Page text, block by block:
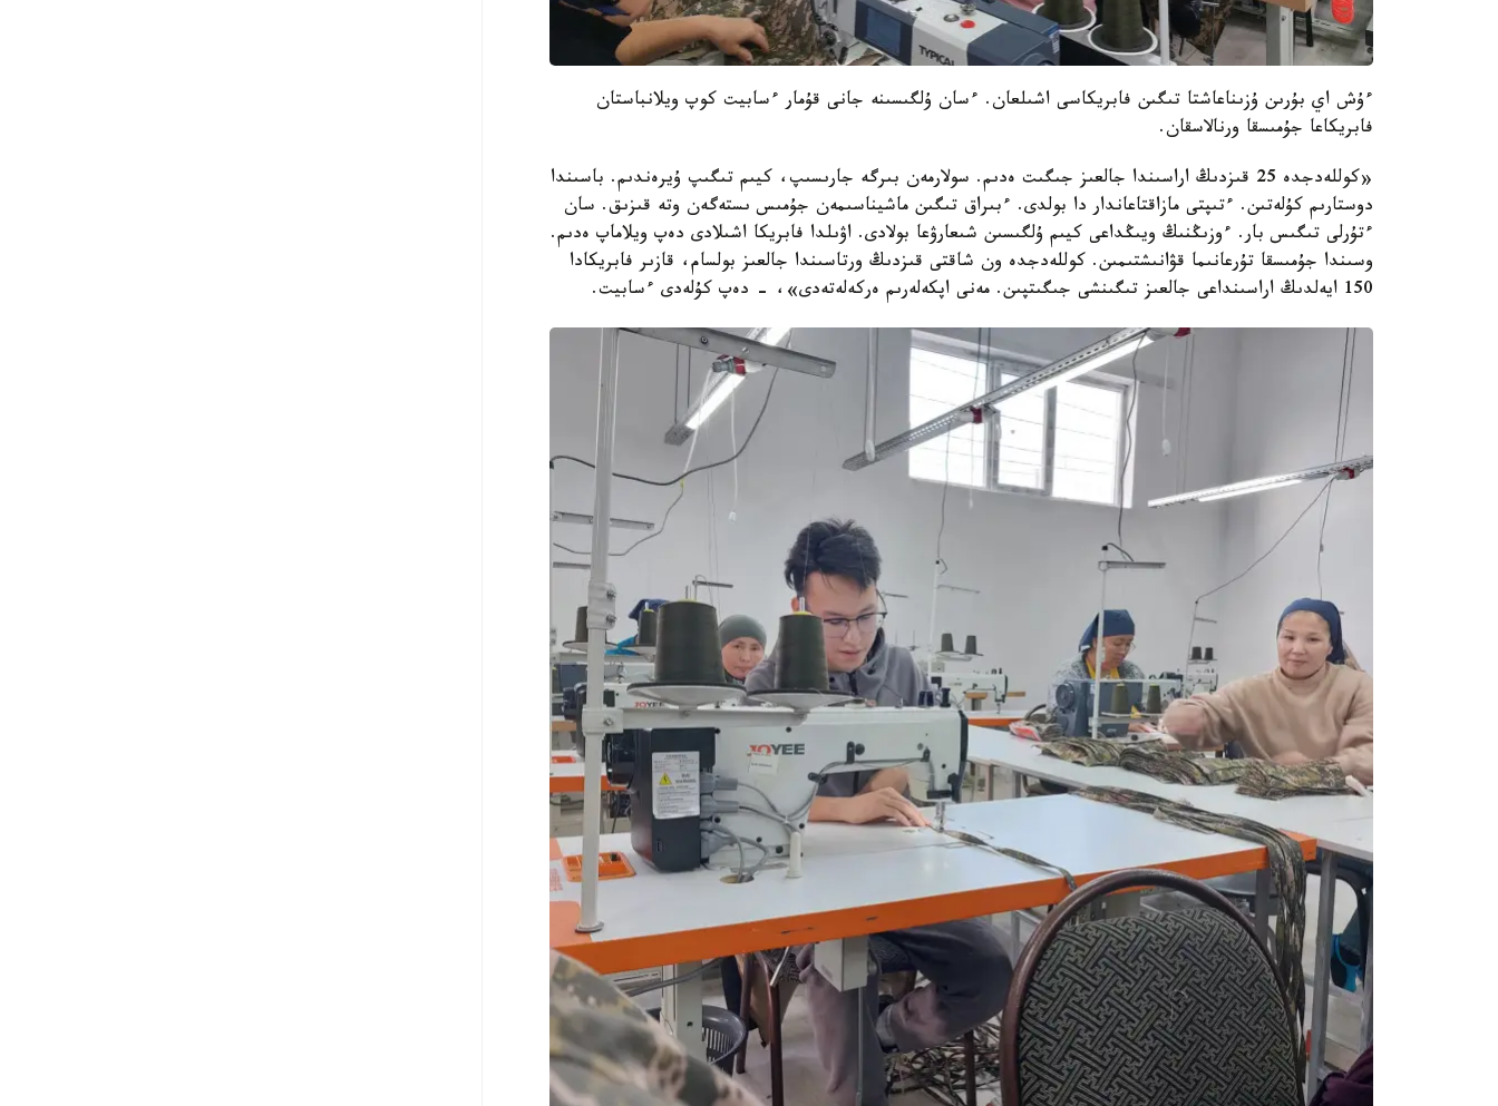
ءۇش اي بۇرىن ۇزىناعاشتا تىگىن فابريكاسى اشىلعان. ءسان ۇلگىسىنە جانى قۇمار ءسابيت كوپ ويلانباستان
فابريكاعا جۇمىسقا ورنالاسقان.
«كوللەدجدە 25 قىزدىڭ اراسىندا جالعىز جىگىت ەدىم. سولارمەن بىرگە جارىسىپ، كيىم تىگىپ ۇيرەندىم. باسىندا
دوستارىم كۇلەتىن. ءتىپتى مازاقتاعاندار دا بولدى. ءبىراق تىگىن ماشيناسىمەن جۇمىس ىستەگەن وتە قىزىق. سان
ءتۇرلى تىگىس بار. ءوزىڭنىڭ ويىڭداعى كيىم ۇلگىسىن شىعارۋعا بولادى. اۋىلدا فابريكا اشىلادى دەپ ويلاماپ ەدىم.
وسىندا جۇمىسقا تۇرعانىما قۋانىشتىمىن. كوللەدجدە ون شاقتى قىزدىڭ ورتاسىندا جالعىز بولسام، قازىر فابريكادا
150 ايەلدىڭ اراسىنداعى جالعىز تىگىنشى جىگىتپىن. مەنى اپكەلەرىم ەركەلەتەدى»، - دەپ كۇلەدى ءسابيت.